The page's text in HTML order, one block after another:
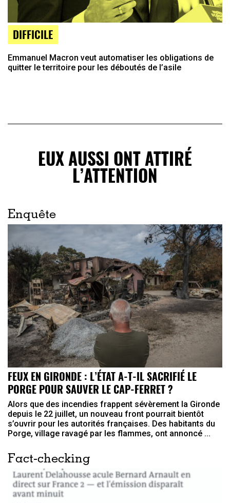
DIFFICILE
Emmanuel Macron veut automatiser les obligations de
quitter le territoire pour les déboutés de l’asile
EUX AUSSI ONT ATTIRÉ
L’ATTENTION
Enquête
FEUX EN GIRONDE : L’ÉTAT A-T-IL SACRIFIÉ LE
PORGE POUR SAUVER LE CAP-FERRET ?
Alors que des incendies frappent sévèrement la Gironde
depuis le 22 juillet, un nouveau front pourrait bientôt
s’ouvrir pour les autorités françaises. Des habitants du
Porge, village ravagé par les flammes, ont annoncé ...
Fact-checking